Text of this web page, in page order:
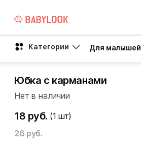
Категории Для малышей
Юбка с карманами
Нет в наличии
18 руб. (1 шт)
26 руб.